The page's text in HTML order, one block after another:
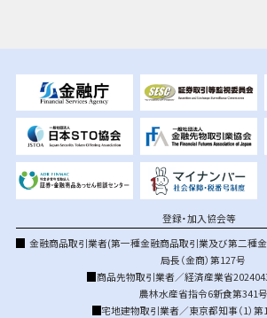
登録・加入協会等
金融商品取引業者(第一種金融商品取引業及び第二種
局長（金商）第127号
商品先物取引業者／経済産業省
農林水産省指令6新食第341号
宅地建物取引業者／東京都知事（1）第